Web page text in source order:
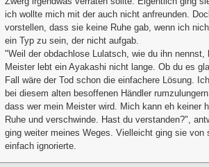
ich wollte mich mit der auch nicht anfreunden.
vorstellen, dass sie keine Ruhe gab, wenn ich
ein Typ zu sein, der nicht aufgab.
"Weil der obdachlose Lulatsch, wie du ihn nennst,
Meister lebt ein Ayakashi nicht lange. Ob du es
Fall wäre der Tod schon die einfachere Lösung.
bei diesem alten besoffenen Händler
dass wer mein Meister wird. Mich kann eh keiner
Ruhe und verschwinde. Hast du verstanden?",
ging weiter meines Weges. Vielleicht ging sie von
einfach ignorierte.